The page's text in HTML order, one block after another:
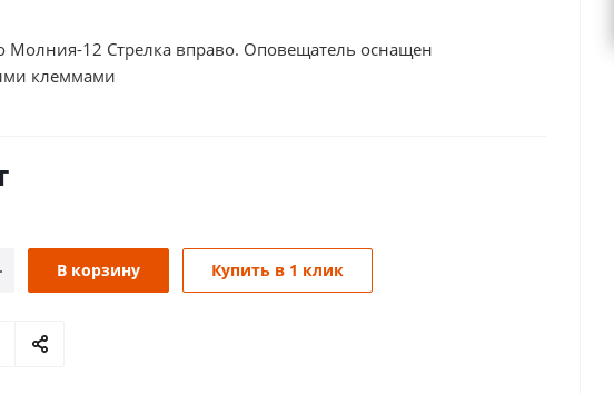
Молния-12 Стрелка вправо. Оповещатель оснащен
клеммами
В корзину Купить в 1 клик